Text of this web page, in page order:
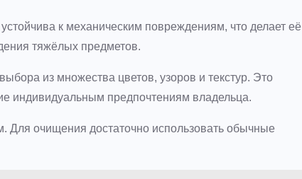
к механическим повреждениям, что делает её
тяжёлых предметов.
из множества цветов, узоров и текстур. Это
индивидуальным предпочтениям владельца.
Для очищения достаточно использовать обычные